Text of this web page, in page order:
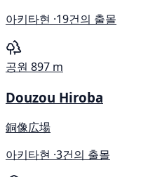
아키타현 ·19건의 출몰
공원 897 m
Douzou Hiroba
銅像広場
아키타현 ·3건의 출몰